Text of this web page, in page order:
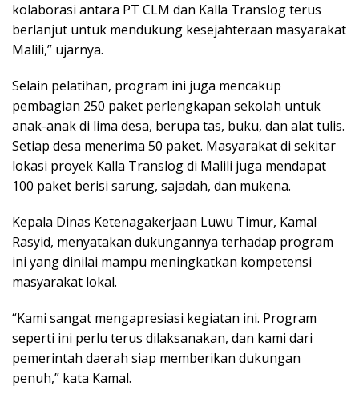
kolaborasi antara PT CLM dan Kalla Translog terus
berlanjut untuk mendukung kesejahteraan masyarakat
Malili,” ujarnya.
Selain pelatihan, program ini juga mencakup
pembagian 250 paket perlengkapan sekolah untuk
anak-anak di lima desa, berupa tas, buku, dan alat tulis.
Setiap desa menerima 50 paket. Masyarakat di sekitar
lokasi proyek Kalla Translog di Malili juga mendapat
100 paket berisi sarung, sajadah, dan mukena.
Kepala Dinas Ketenagakerjaan Luwu Timur, Kamal
Rasyid, menyatakan dukungannya terhadap program
ini yang dinilai mampu meningkatkan kompetensi
masyarakat lokal.
“Kami sangat mengapresiasi kegiatan ini. Program
seperti ini perlu terus dilaksanakan, dan kami dari
pemerintah daerah siap memberikan dukungan
penuh,” kata Kamal.